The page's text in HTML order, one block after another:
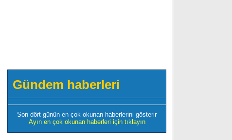
Gündem haberleri
Son dört günün en çok okunan haberlerini gösterir
Ayın en çok okunan haberleri için tıklayın